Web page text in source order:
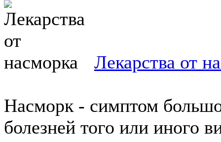
Лекарства от
Насморк - симптом
болезней того или иного